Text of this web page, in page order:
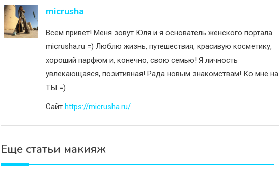
записямmicrusha
Всем привет! Меня зовут Юля и я основатель женского портала
micrusha.ru =) Люблю жизнь, путешествия, красивую косметику,
хороший парфюм и, конечно, свою семью! Я личность
увлекающаяся, позитивная! Рада новым знакомствам! Ко мне на
ТЫ =)
Сайт https://micrusha.ru/
Еще статьи макияж